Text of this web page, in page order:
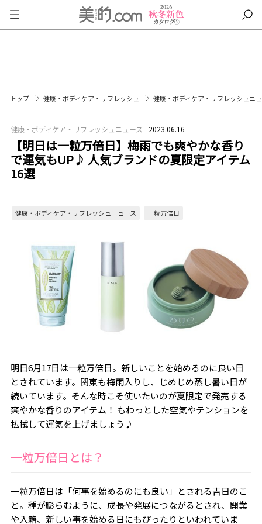
トップ 健康・ボディケア・リフレッシュ 健康・ボディケア・リフレッシュニ
健康・ボディケア・リフレッシュニュース 2023.06.16
【明日は一粒万倍日】梅雨でも爽やかな香り
で運気もUP♪ 人気ブランドの夏限定アイテム
16選
健康・ボディケア・リフレッシュニュース 一粒万倍日
明日6月17日は一粒万倍日。新しいことを始めるのに良い日
とされています。関東も梅雨入りし、じめじめ蒸し暑い日が
続いています。そんな時こそ使いたいのが夏限定で発売する
爽やかな香りのアイテム！ もわっとした空気やテンションを
払拭して運気を上げましょう♪
一粒万倍日とは？
一粒万倍日は「何事を始めるのにも良い」とされる吉日のこ
と。種が膨らむように、成長や発展につながるとされ、開業
や入籍、新しい事を始める日にもぴったりといわれていま